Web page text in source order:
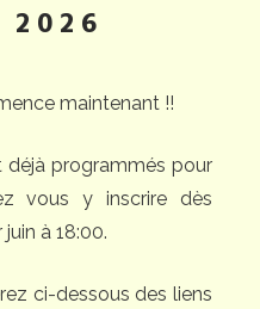
2026
maintenant !!
programmés pour
vous y inscrire dès
à 18:00.
ci-dessous des liens